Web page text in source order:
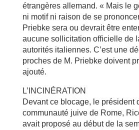
étrangères allemand. « Mais le
ni motif ni raison de se
Priebke sera ou devrait être
aucune sollicitation officielle de
autorités italiennes. C’est une
proches de M. Priebke doivent
ajouté.
L’INCINÉRATION
Devant ce blocage, le président
communauté juive de Rome,
avait proposé au début de la